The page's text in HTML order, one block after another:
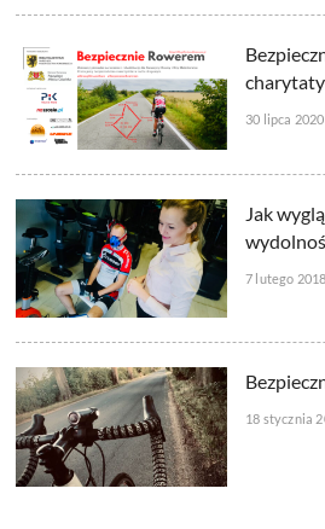
30 lipca 2020
Jak
7 lutego 2018
18 stycznia